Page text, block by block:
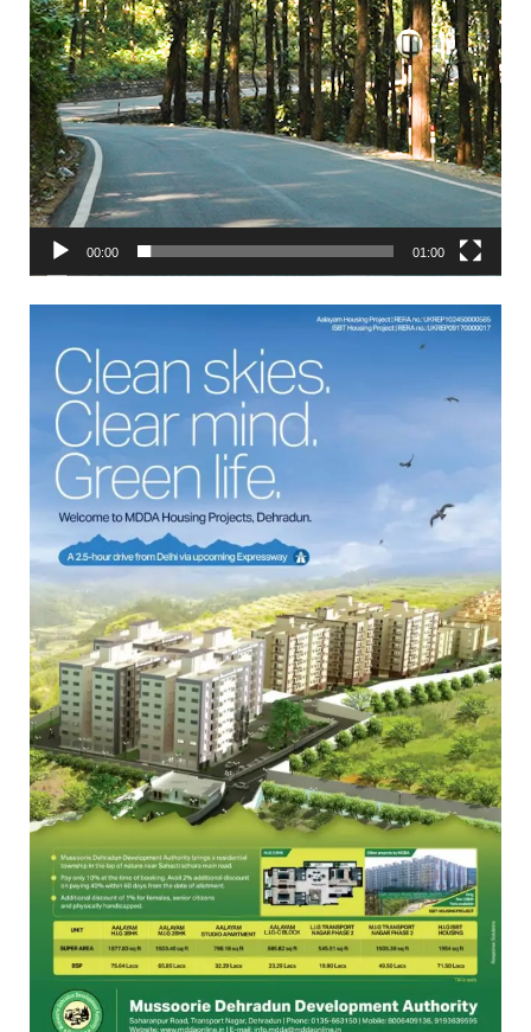
00:00 01:00